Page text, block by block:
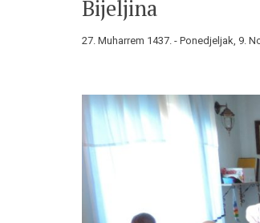
Bijeljina
27. Muharrem 1437. - Ponedjeljak, 9.